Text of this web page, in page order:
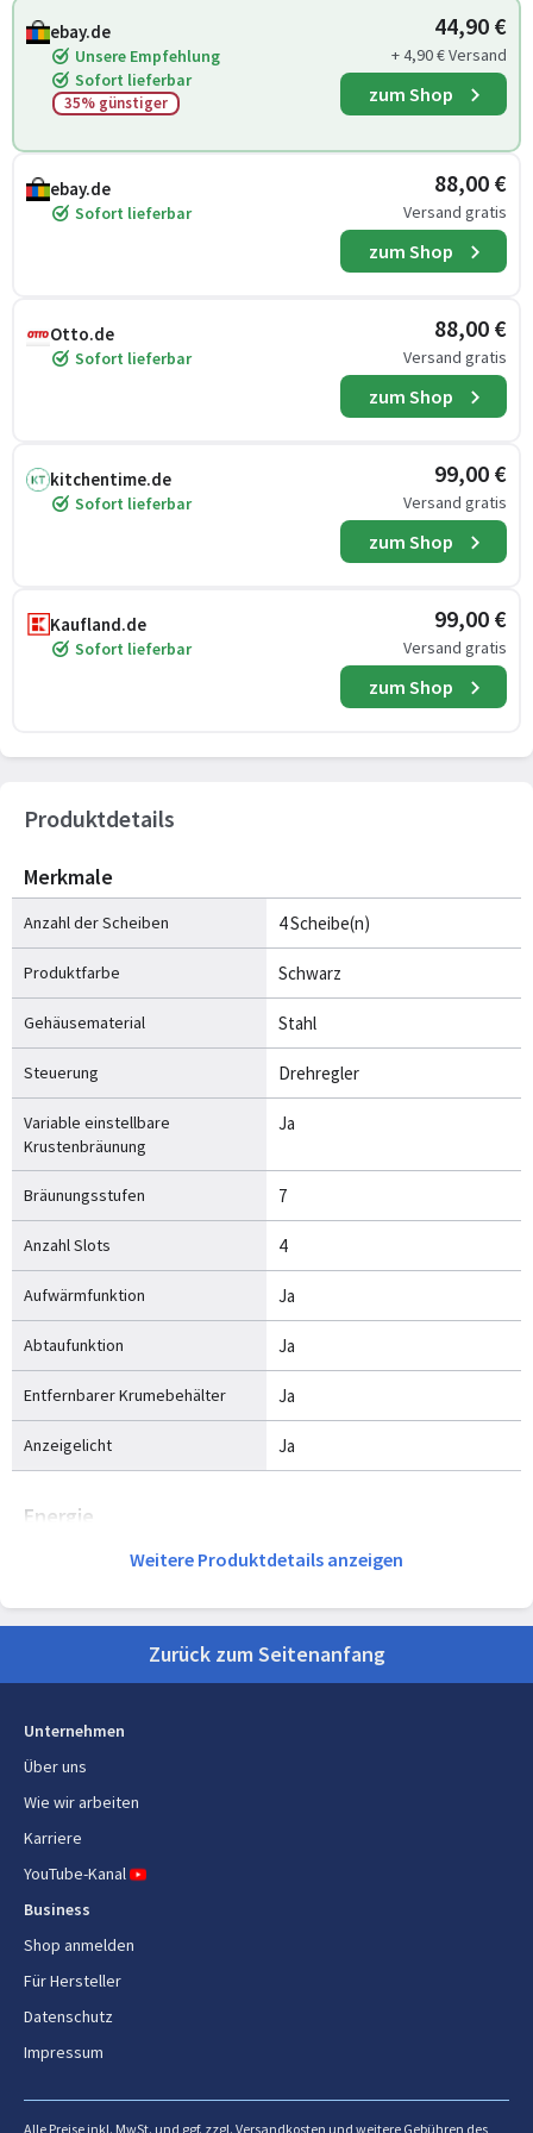
ebay.de
Unsere Empfehlung
Sofort lieferbar
35% günstiger
44,90 €
+ 4,90 € Versand
zum Shop
ebay.de
Sofort lieferbar
88,00 €
Versand gratis
zum Shop
Otto.de
Sofort lieferbar
88,00 €
Versand gratis
zum Shop
kitchentime.de
Sofort lieferbar
99,00 €
Versand gratis
zum Shop
Kaufland.de
Sofort lieferbar
99,00 €
Versand gratis
zum Shop
Produktdetails
Merkmale
Anzahl der Scheiben 4 Scheibe(n)
Produktfarbe Schwarz
Gehäusematerial Stahl
Steuerung Drehregler
Variable einstellbare
Krustenbräunung
Ja
Bräunungsstufen 7
Anzahl Slots 4
Aufwärmfunktion Ja
Abtaufunktion Ja
Entfernbarer Krumebehälter Ja
Anzeigelicht Ja
Energie
1600 W
Weitere Produktdetails anzeigen
Zurück zum Seitenanfang
Unternehmen
Über uns
Wie wir arbeiten
Karriere
YouTube-Kanal
Business
Shop anmelden
Für Hersteller
Datenschutz
Impressum
Alle Preise inkl. MwSt. und ggf. zzgl. Versandkosten und weitere Gebühren des